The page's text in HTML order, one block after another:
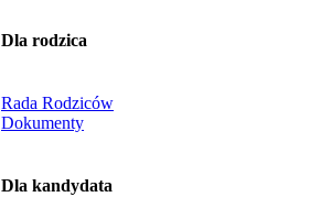
Dla rodzica
Rada Rodziców
Dokumenty
Dla kandydata